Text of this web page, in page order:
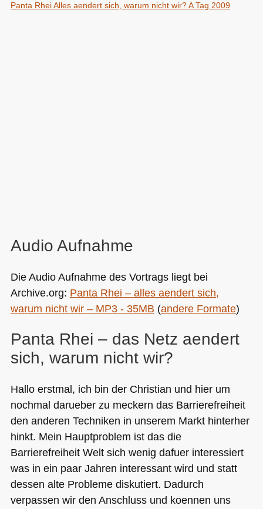
Panta Rhei Alles aendert sich, warum nicht wir? A Tag 2009
Audio Aufnahme
Die Audio Aufnahme des Vortrags liegt bei
Archive.org: Panta Rhei – alles aendert sich,
warum nicht wir – MP3 - 35MB (andere Formate)
Panta Rhei – das Netz aendert
sich, warum nicht wir?
Hallo erstmal, ich bin der Christian und hier um
nochmal darueber zu meckern das Barrierefreiheit
den anderen Techniken in unserem Markt hinterher
hinkt. Mein Hauptproblem ist das die
Barrierefreiheit Welt sich wenig dafuer interessiert
was in ein paar Jahren interessant wird und statt
dessen alte Probleme diskutiert. Dadurch
verpassen wir den Anschluss und koennen uns